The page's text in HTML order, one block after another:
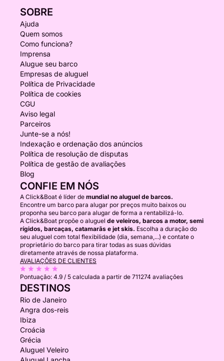
SOBRE
Ajuda
Quem somos
Como funciona?
Imprensa
Alugue seu barco
Empresas de aluguel
Política de Privacidade
Política de cookies
CGU
Aviso legal
Parceiros
Junte-se a nós!
Indexação e ordenação dos anúncios
Política de resolução de disputas
Política de gestão de avaliações
Blog
CONFIE EM NÓS
A Click&Boat é líder de mundial no aluguel de barcos.
Encontre um barco para alugar por preços muito baixos ou
proponha seu barco para alugar de forma a rentabilizá-lo.
A Click&Boat propõe o aluguel de veleiros, barcos a motor, semi
rígidos, barcaças, catamarãs e jet skis. Escolha a duração do
seu aluguel com total flexibilidade (dia, semana,...) e contate o
proprietário do barco para tirar todas as suas dúvidas
diretamente através de nossa plataforma.
AVALIAÇÕES DE CLIENTES
Pontuação: 4.9 / 5 calculada a partir de 711274 avaliações
DESTINOS
Rio de Janeiro
Angra dos-reis
Ibiza
Croácia
Grécia
Aluguel Veleiro